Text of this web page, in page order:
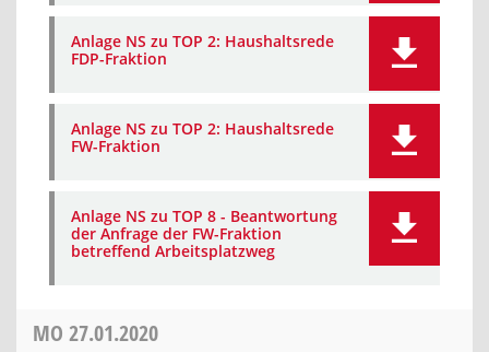
Anlage NS zu TOP 2: Haushaltsrede
FDP-Fraktion
Anlage NS zu TOP 2: Haushaltsrede
FW-Fraktion
Anlage NS zu TOP 8 - Beantwortung
der Anfrage der FW-Fraktion
betreffend Arbeitsplatzweg
MO 27.01.2020